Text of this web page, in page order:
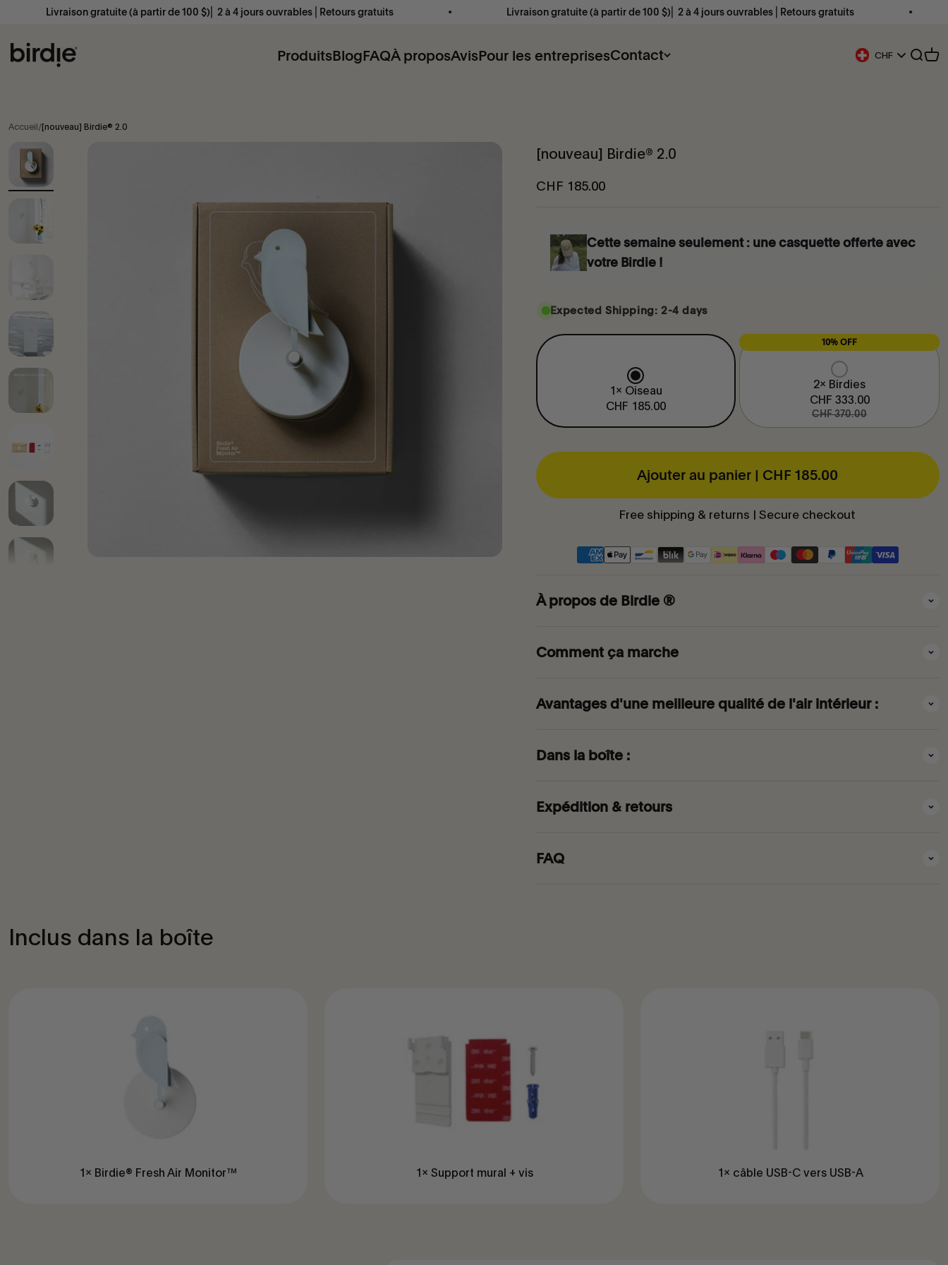
Passer au contenu
gratuite (à partir de 100 $)⎜ 2 à 4 jours ouvrables ⎜Retours gratuits Livraison gratuite (à partir de 100 $)⎜ 2 à 4 jours ouvrables ⎜Retours gratuits
ProduitsBlogFAQÀ proposAvisPour les entreprisesContact
Birdie Scandinavia ApS
Bouton De
CHF
Accueil/[nouveau] Birdie® 2.0
[nouveau] Birdie® 2.0
CHF 185.00
Cette semaine seulement : une casquette offerte avec
votre Birdie !
Expected Shipping: 2-4 days
1x Oiseau
CHF 185.00
2x Birdies
10% OFF
CHF 333.00
CHF 370.00
Ajouter au panier | CHF 185.00
Free shipping & returns | Secure checkout
À propos de Birdie ®
Comment ça marche
Avantages d'une meilleure qualité de l'air intérieur :
Dans la boîte :
Expédition & retours
FAQ
Inclus dans la boîte
1x Birdie® Fresh Air Monitor™ 1x Support mural + vis 1x câble USB-C vers USB-A